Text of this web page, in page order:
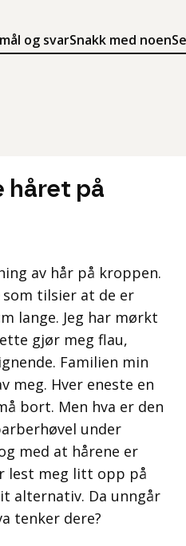
og svarSnakk med noen
håret på
av hår på kroppen.
tilsier at de er
lange. Jeg har mørkt
gjør meg flau,
Familien min
meg. Hver eneste en
bort. Men hva er den
under
med at hårene er
lest meg litt opp på
alternativ. Da unngår
tenker dere?